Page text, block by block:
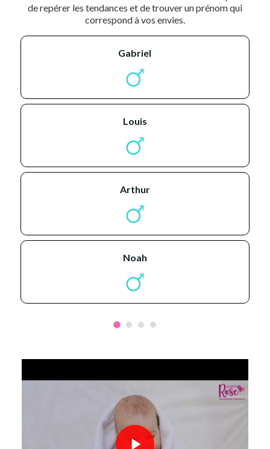
de repérer les tendances et de trouver un prénom qui
correspond à vos envies.
gabriel
louis
arthur
noah